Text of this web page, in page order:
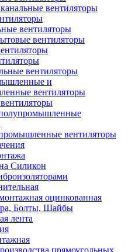
вентиляторы
вентиляторы
вентиляторы
вентиляторы
и
вентиляторы
вентиляторы
Силикон
оцинкованная
Болты, Шайбы
лента
прямоугольных